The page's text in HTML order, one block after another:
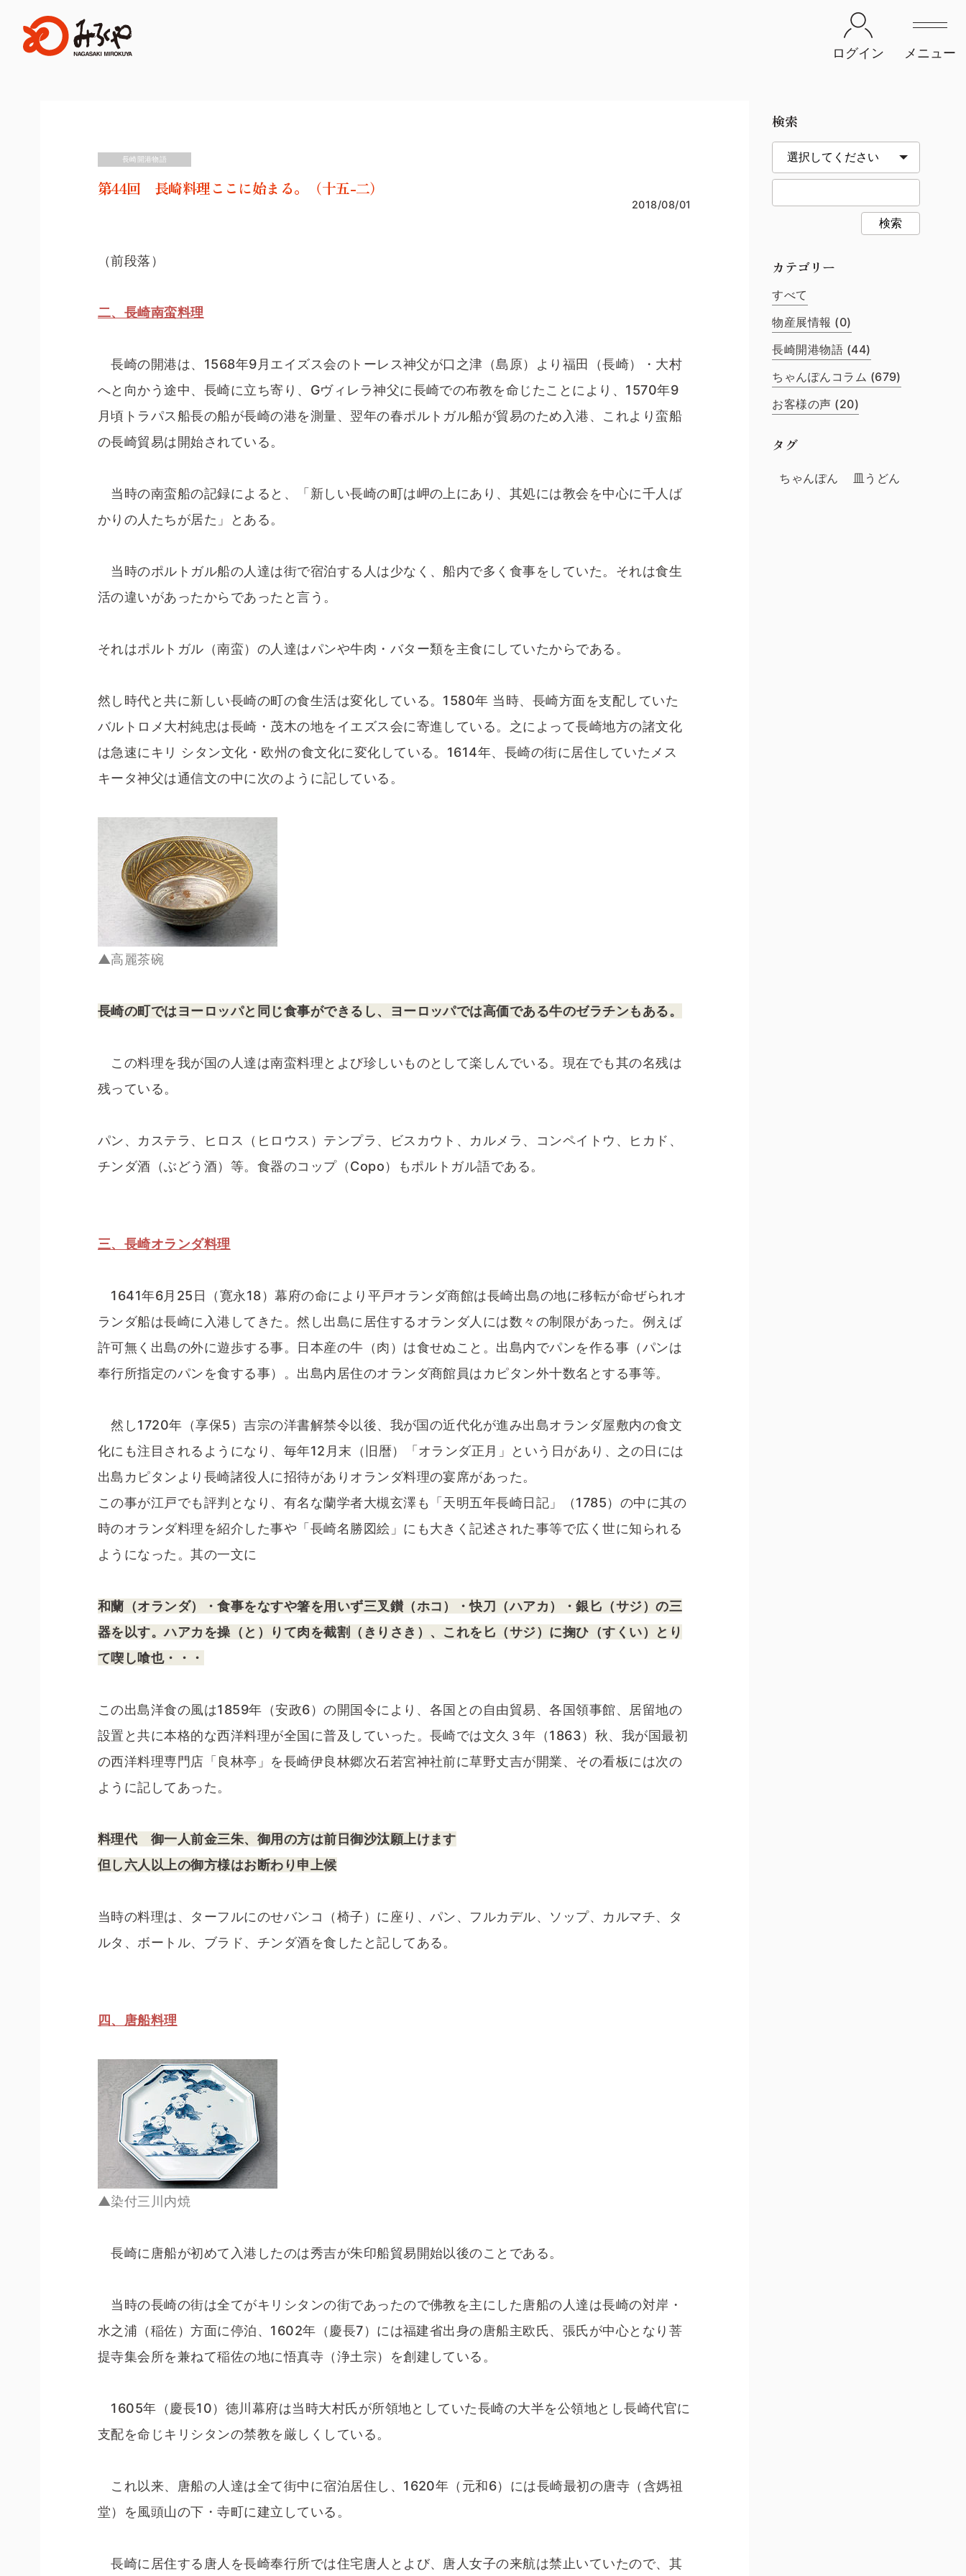
ログイン メニュー
長崎開港物語
第44回 長崎料理ここに始まる。（十五-二）
2018/08/01
（前段落）
二、長崎南蛮料理
長崎の開港は、1568年9月エイズス会のトーレス神父が口之津（島原）より福田（長崎）・大村
へと向かう途中、長崎に立ち寄り、Gヴィレラ神父に長崎での布教を命じたことにより、1570年9
月頃トラパス船長の船が長崎の港を測量、翌年の春ポルトガル船が貿易のため入港、これより蛮船
の長崎貿易は開始されている。
当時の南蛮船の記録によると、「新しい長崎の町は岬の上にあり、其処には教会を中心に千人ば
かりの人たちが居た」とある。
当時のポルトガル船の人達は街で宿泊する人は少なく、船内で多く食事をしていた。それは食生
活の違いがあったからであったと言う。
それはポルトガル（南蛮）の人達はパンや牛肉・バター類を主食にしていたからである。
然し時代と共に新しい長崎の町の食生活は変化している。1580年 当時、長崎方面を支配していた
バルトロメ大村純忠は長崎・茂木の地をイエズス会に寄進している。之によって長崎地方の諸文化
は急速にキリ シタン文化・欧州の食文化に変化している。1614年、長崎の街に居住していたメス
キータ神父は通信文の中に次のように記している。
▲高麗茶碗
長崎の町ではヨーロッパと同じ食事ができるし、ヨーロッパでは高価である牛のゼラチンもある。
この料理を我が国の人達は南蛮料理とよび珍しいものとして楽しんでいる。現在でも其の名残は
残っている。
パン、カステラ、ヒロス（ヒロウス）テンプラ、ビスカウト、カルメラ、コンペイトウ、ヒカド、
チンダ酒（ぶどう酒）等。食器のコップ（Copo）もポルトガル語である。
三、長崎オランダ料理
1641年6月25日（寛永18）幕府の命により平戸オランダ商館は長崎出島の地に移転が命ぜられオ
ランダ船は長崎に入港してきた。然し出島に居住するオランダ人には数々の制限があった。例えば
許可無く出島の外に遊歩する事。日本産の牛（肉）は食せぬこと。出島内でパンを作る事（パンは
奉行所指定のパンを食する事）。出島内居住のオランダ商館員はカピタン外十数名とする事等。
然し1720年（享保5）吉宗の洋書解禁令以後、我が国の近代化が進み出島オランダ屋敷内の食文
化にも注目されるようになり、毎年12月末（旧暦）「オランダ正月」という日があり、之の日には
出島カピタンより長崎諸役人に招待がありオランダ料理の宴席があった。
この事が江戸でも評判となり、有名な蘭学者大槻玄澤も「天明五年長崎日記」（1785）の中に其の
時のオランダ料理を紹介した事や「長崎名勝図絵」にも大きく記述された事等で広く世に知られる
ようになった。其の一文に
和蘭（オランダ）・食事をなすや箸を用いず三叉鑚（ホコ）・快刀（ハアカ）・銀匕（サジ）の三
器を以す。ハアカを操（と）りて肉を截割（きりさき）、これを匕（サジ）に掬ひ（すくい）とり
て喫し喰也・・・
この出島洋食の風は1859年（安政6）の開国令により、各国との自由貿易、各国領事館、居留地の
設置と共に本格的な西洋料理が全国に普及していった。長崎では文久３年（1863）秋、我が国最初
の西洋料理専門店「良林亭」を長崎伊良林郷次石若宮神社前に草野丈吉が開業、その看板には次の
ように記してあった。
料理代 御一人前金三朱、御用の方は前日御沙汰願上けます
但し六人以上の御方様はお断わり申上候
当時の料理は、ターフルにのせバンコ（椅子）に座り、パン、フルカデル、ソップ、カルマチ、タ
ルタ、ボートル、ブラド、チンダ酒を食したと記してある。
四、唐船料理
▲染付三川内焼
長崎に唐船が初めて入港したのは秀吉が朱印船貿易開始以後のことである。
当時の長崎の街は全てがキリシタンの街であったので佛教を主にした唐船の人達は長崎の対岸・
水之浦（稲佐）方面に停泊、1602年（慶長7）には福建省出身の唐船主欧氏、張氏が中心となり菩
提寺集会所を兼ねて稲佐の地に悟真寺（浄土宗）を創建している。
1605年（慶長10）徳川幕府は当時大村氏が所領地としていた長崎の大半を公領地とし長崎代官に
支配を命じキリシタンの禁教を厳しくしている。
これ以来、唐船の人達は全て街中に宿泊居住し、1620年（元和6）には長崎最初の唐寺（含媽祖
堂）を風頭山の下・寺町に建立している。
長崎に居住する唐人を長崎奉行所では住宅唐人とよび、唐人女子の来航は禁止いていたので、其
検索
検索
カテゴリー
すべて
物産展情報 (0)
長崎開港物語 (44)
ちゃんぽんコラム (679)
お客様の声 (20)
タグ
ちゃんぽん 皿うどん